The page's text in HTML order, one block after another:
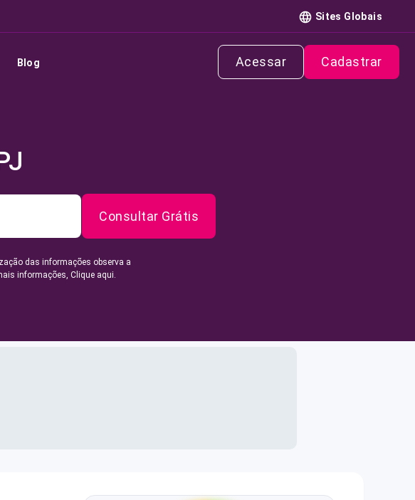
Sites Globais
Blog Acessar Cadastrar
Consultar Grátis
das informações observa a
informações, Clique aqui.